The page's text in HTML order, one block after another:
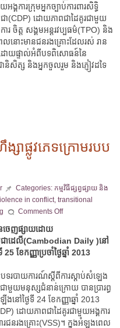
អង្គការក្រុមអ្នកច្បាប់ការពារសិទ្ធិ
ជា(CDP) ដោយភាពជាដៃគូរជាមួយ
ការ ចិត្ត សង្គមអន្តរវប្បធម៌(TPO) និង
លនោះមានជនរងគ្រោះដែលរស់ រាន
ដោយផ្ទាល់អំពីបទពិសោធន៍នៃ
និសិត្ស និងអ្នកចួលរួម និងភ្ញៀវដទៃ
ាផ្លូវភេទក្រោមរបប
Categories: កម្មវិធីផ្សព្វផ្សាយ និង
in conflict, transitional
Comments Off
ចេញផ្សាយដោយ
ជាដេលី(Cambodian Daily )នៅ
25 ខែកញ្ញាប្រចាំថ្ងៃឆ្នាំ 2013
បទរបាយការណ៍ស្តីពីការស្តាប់សំឡេង
ជាមួយមនុស្សជំនាន់ក្រោយ បានប្រារព្ធ
ើងនៅថ្ងៃទី 24 ខែកញ្ញាឆ្នាំ 2013
ដោយភាពជាដៃគូរជាមួយអង្គការ
រជនរងគ្រោះ(VSS)។ ក្នុងអំឡុងពេល